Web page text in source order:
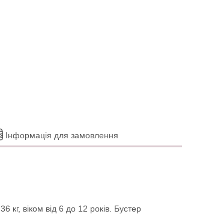
Інформація для замовлення
віком від 6 до 12 років. Бустер